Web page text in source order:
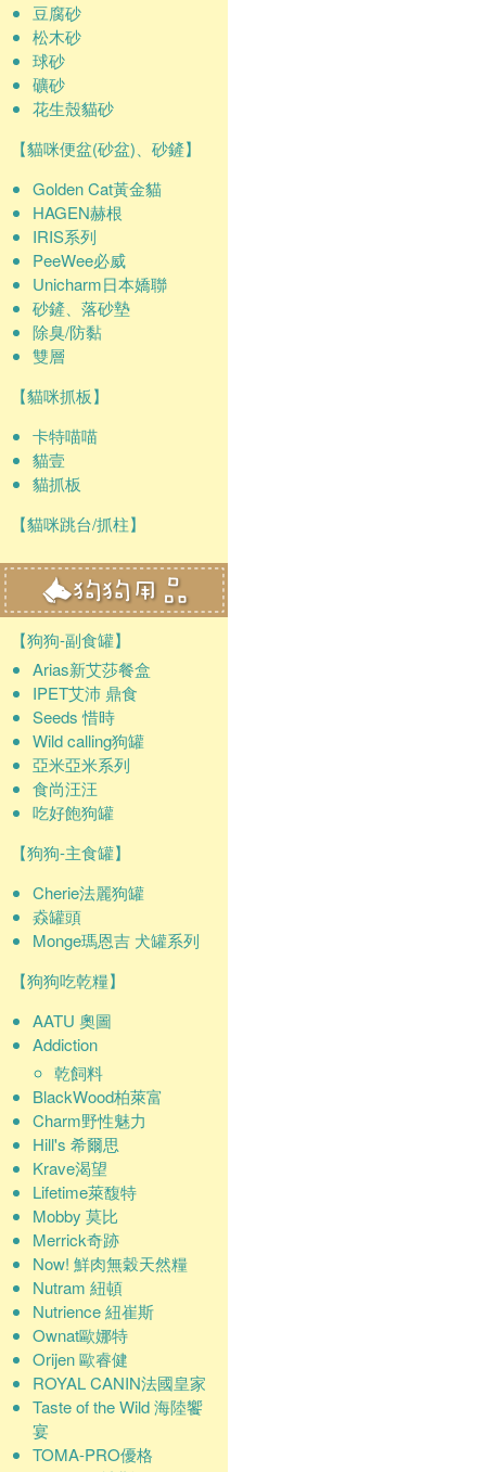
豆腐砂
松木砂
球砂
礦砂
花生殼貓砂
【貓咪便盆(砂盆)、砂鏟】
Golden Cat黃金貓
HAGEN赫根
IRIS系列
PeeWee必威
Unicharm日本嬌聯
砂鏟、落砂墊
除臭/防黏
雙層
【貓咪抓板】
卡特喵喵
貓壹
貓抓板
【貓咪跳台/抓柱】
【狗狗-副食罐】
Arias新艾莎餐盒
IPET艾沛 鼎食
Seeds 惜時
Wild calling狗罐
亞米亞米系列
食尚汪汪
吃好飽狗罐
【狗狗-主食罐】
Cherie法麗狗罐
猋罐頭
Monge瑪恩吉 犬罐系列
【狗狗吃乾糧】
AATU 奧圖
Addiction
乾飼料
BlackWood柏萊富
Charm野性魅力
Hill's 希爾思
Krave渴望
Lifetime萊馥特
Mobby 莫比
Merrick奇跡
Now! 鮮肉無穀天然糧
Nutram 紐頓
Nutrience 紐崔斯
Ownat歐娜特
Orijen 歐睿健
ROYAL CANIN法國皇家
Taste of the Wild 海陸饗
宴
TOMA-PRO優格